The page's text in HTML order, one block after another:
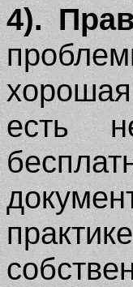
4).
есть